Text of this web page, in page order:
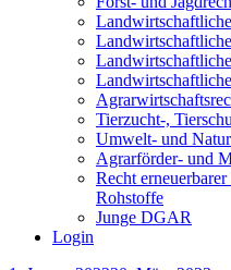
Tierzucht-,
Umwelt- und
Agrarförder- und
Recht
Rohstoffe
Junge DGAR
Login